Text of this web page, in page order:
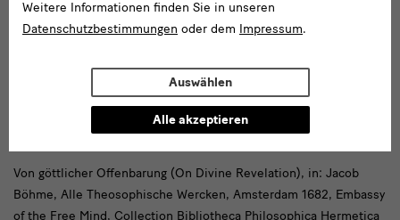
[…] historia, Oppenheim 1617, Sächsische Landesbibliothek –
Von göttlicher Offenbarung (On Divine Revelation), in: Jacob
Böhme, Alle Theosophische Wercken, Amsterdam 1682, Embassy
of the Free Mind, Collection Bibliotheca Philosophica Hermetica
Weitere Informationen finden Sie in unseren
Datenschutzbestimmungen oder dem Impressum.
Auswählen
Alle akzeptieren